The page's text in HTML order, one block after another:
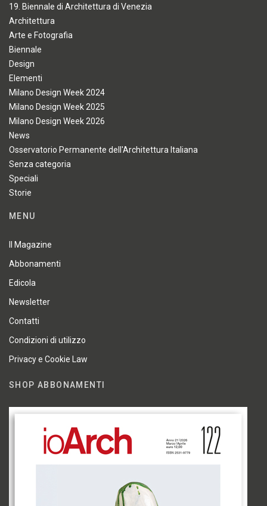
19. Biennale di Architettura di Venezia
Architettura
Arte e Fotografia
Biennale
Design
Elementi
Milano Design Week 2024
Milano Design Week 2025
Milano Design Week 2026
News
Osservatorio Permanente dell'Architettura Italiana
Senza categoria
Speciali
Storie
MENU
Il Magazine
Abbonamenti
Edicola
Newsletter
Contatti
Condizioni di utilizzo
Privacy e Cookie Law
SHOP ABBONAMENTI